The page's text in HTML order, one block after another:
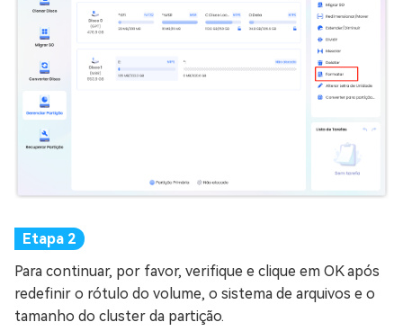
Para continuar, por favor, verifique e clique em OK após
redefinir o rótulo do volume, o sistema de arquivos e o
tamanho do cluster da partição.